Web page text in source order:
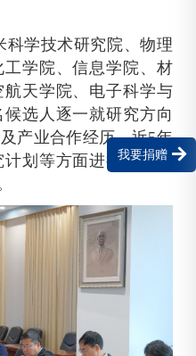
我要捐赠
科学技术研究院、物理
学院、信息学院、材
天学院、电子科学与
候选人逐一就研究方向
产业合作经历、近5年
划等方面进行了答辩